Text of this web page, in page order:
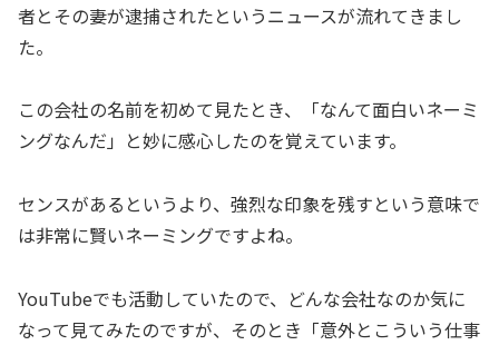
者とその妻が逮捕されたというニュースが流れてきまし
た。
この会社の名前を初めて見たとき、「なんて面白いネーミ
ングなんだ」と妙に感心したのを覚えています。
センスがあるというより、強烈な印象を残すという意味で
は非常に賢いネーミングですよね。
YouTubeでも活動していたので、どんな会社なのか気に
なって見てみたのですが、そのとき「意外とこういう仕事